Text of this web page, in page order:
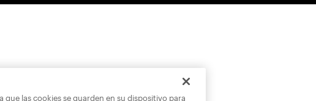
que las cookies se guarden en su dispositivo para